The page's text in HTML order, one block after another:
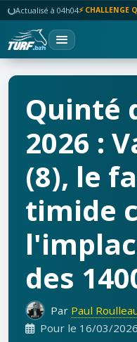
Actualisé à 04h04⚡ CHALLENGE
Quinté
2026 :
(8), le
timide
des
Par Paul
Pour le 16/03/2026